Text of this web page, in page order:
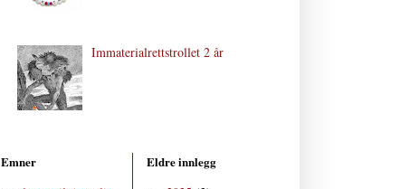
Immaterialrettstrollet 2 år
Emner
Eldre innlegg